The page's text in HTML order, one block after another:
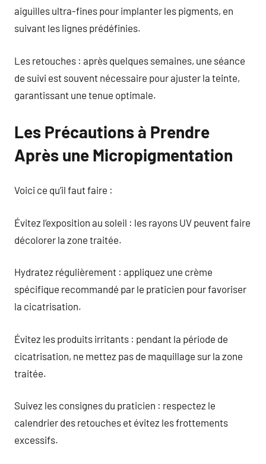
aiguilles ultra-fines pour implanter les pigments, en
suivant les lignes prédéfinies.
Les retouches : après quelques semaines, une séance
de suivi est souvent nécessaire pour ajuster la teinte,
garantissant une tenue optimale.
Les Précautions à Prendre
Après une Micropigmentation
Voici ce qu’il faut faire :
Évitez l’exposition au soleil : les rayons UV peuvent faire
décolorer la zone traitée.
Hydratez régulièrement : appliquez une crème
spécifique recommandé par le praticien pour favoriser
la cicatrisation.
Évitez les produits irritants : pendant la période de
cicatrisation, ne mettez pas de maquillage sur la zone
traitée.
Suivez les consignes du praticien : respectez le
calendrier des retouches et évitez les frottements
excessifs.